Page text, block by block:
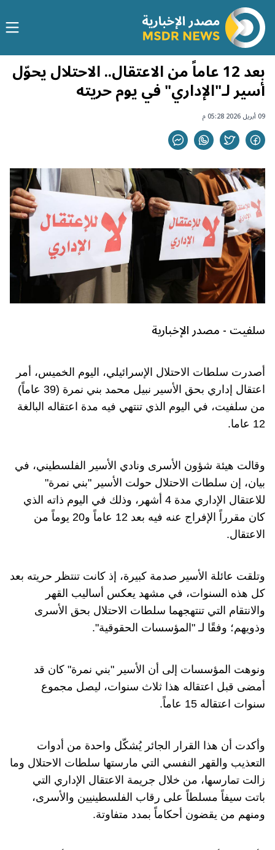
بعد 12 عاماً من الاعتقال.. الاحتلال يحوّل
أسير لـ"الإداري" في يوم حريته
09 أبريل 2026 05:28 م
سلفيت - مصدر الإخبارية
أصدرت سلطات الاحتلال الإسرائيلي، اليوم الخميس، أمر
اعتقال إداري بحق الأسير نبيل محمد بني نمرة (39 عاماً)
من سلفيت، في اليوم الذي تنتهي فيه مدة اعتقاله البالغة
12 عاما.
وقالت هيئة شؤون الأسرى ونادي الأسير الفلسطيني، في
بيان، إن سلطات الاحتلال حولت الأسير "بني نمرة"
للاعتقال الإداري مدة 4 أشهر، وذلك في اليوم ذاته الذي
كان مقرراً الإفراج عنه فيه بعد 12 عاماً و20 يوماً من
الاعتقال.
وتلقت عائلة الأسير صدمة كبيرة، إذ كانت تنتظر حريته بعد
كل هذه السنوات، في مشهد يعكس أساليب القهر
والانتقام التي تنتهجهما سلطات الاحتلال بحق الأسرى
وذويهم؛ وفقًا لـ "المؤسسات الحقوقية".
ونوهت المؤسسات إلى أن الأسير "بني نمرة" كان قد
أمضى قبل اعتقاله هذا ثلاث سنوات، ليصل مجموع
سنوات اعتقاله 15 عاماً.
وأكدت أن هذا القرار الجائر يُشكّل واحدة من أدوات
التعذيب والقهر النفسي التي مارستها سلطات الاحتلال وما
زالت تمارسها، من خلال جريمة الاعتقال الإداري التي
باتت سيفاً مسلطاً على رقاب الفلسطينيين والأسرى،
ومنهم من يقضون أحكاماً بمدد متفاوتة.